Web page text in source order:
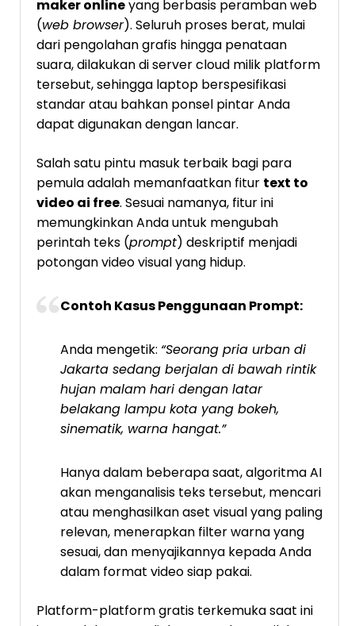
maker onlineyang berbasis peramban web
(web browser). Seluruh proses berat, mulai
dari pengolahan grafis hingga penataan
suara, dilakukan di server cloud milik platform
tersebut, sehingga laptop berspesifikasi
standar atau bahkan ponsel pintar Anda
dapat digunakan dengan lancar.
Salah satu pintu masuk terbaik bagi para
pemula adalah memanfaatkan fitur text to
video ai free. Sesuai namanya, fitur ini
memungkinkan Anda untuk mengubah
perintah teks (prompt) deskriptif menjadi
potongan video visual yang hidup.
Contoh Kasus Penggunaan Prompt:
Anda mengetik: “Seorang pria urban di
Jakarta sedang berjalan di bawah rintik
hujan malam hari dengan latar
belakang lampu kota yang bokeh,
sinematik, warna hangat.”
Hanya dalam beberapa saat, algoritma AI
akan menganalisis teks tersebut, mencari
atau menghasilkan aset visual yang paling
relevan, menerapkan filter warna yang
sesuai, dan menyajikannya kepada Anda
dalam format video siap pakai.
Platform-platform gratis terkemuka saat ini